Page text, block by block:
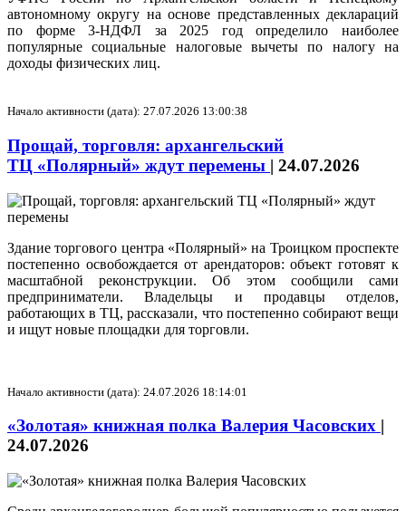
автономному округу на основе представленных деклараций
по форме 3-НДФЛ за 2025 год определило наиболее
популярные социальные налоговые вычеты по налогу на
доходы физических лиц.
Начало активности (дата): 27.07.2026 13:00:38
Прощай, торговля: архангельский
ТЦ «Полярный» ждут перемены | 24.07.2026
Здание торгового центра «Полярный» на Троицком проспекте
постепенно освобождается от арендаторов: объект готовят к
масштабной реконструкции. Об этом сообщили сами
предприниматели. Владельцы и продавцы отделов,
работающих в ТЦ, рассказали, что постепенно собирают вещи
и ищут новые площадки для торговли.
Начало активности (дата): 24.07.2026 18:14:01
«Золотая» книжная полка Валерия Часовских |
24.07.2026